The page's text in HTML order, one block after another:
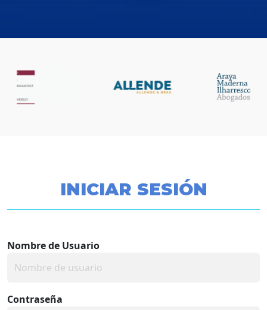
INICIAR SESIÓN
Nombre de Usuario
Contraseña